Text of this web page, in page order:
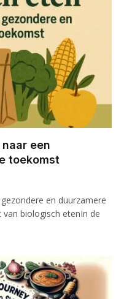
een
toekomst
en duurzamere
biologisch etenIn de